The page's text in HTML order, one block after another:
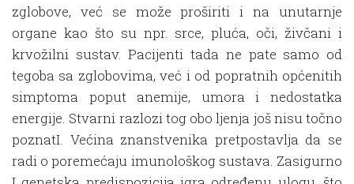
zglobove, već se može proširiti i na unutarnje
organe kao što su npr. srce, pluća, oči, živčani i
krvožilni sustav. Pacijenti tada ne pate samo od
tegoba sa zglobovima, već i od popratnih općenitih
simptoma poput anemije, umora i nedostatka
energije. Stvarni razlozi tog obo ljenja još nisu točno
poznatI. Većina znanstvenika pretpostavlja da se
radi o poremećaju imunološkog sustava. Zasigurno